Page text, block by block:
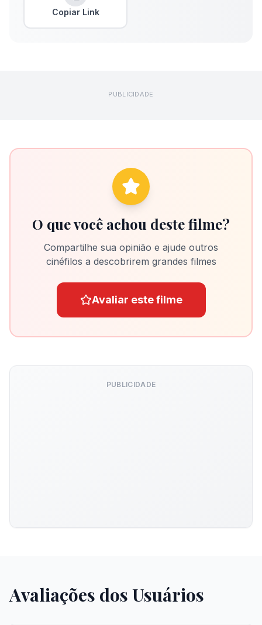
Copiar Link
PUBLICIDADE
O que você achou deste filme?
Compartilhe sua opinião e ajude outros
cinéfilos a descobrirem grandes filmes
Avaliar este filme
PUBLICIDADE
Avaliações dos Usuários